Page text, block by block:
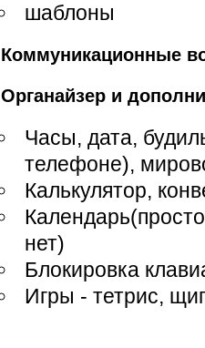
шаблоны
Коммуникационные
Органайзер и
Часы, дата,
телефоне),
Калькулятор,
нет)
Блокировка
Игры - тетрис,